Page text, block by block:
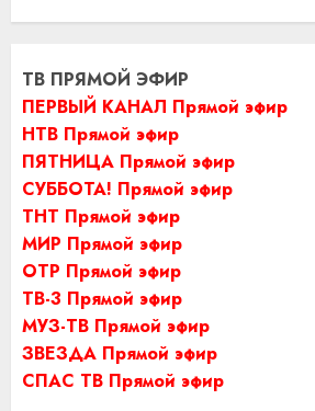
ТВ ПРЯМОЙ ЭФИР
ПЕРВЫЙ КАНАЛ Прямой эфир
НТВ Прямой эфир
ПЯТНИЦА Прямой эфир
СУББОТА! Прямой эфир
ТНТ Прямой эфир
МИР Прямой эфир
ОТР Прямой эфир
ТВ-3 Прямой эфир
МУЗ-ТВ Прямой эфир
ЗВЕЗДА Прямой эфир
СПАС ТВ Прямой эфир